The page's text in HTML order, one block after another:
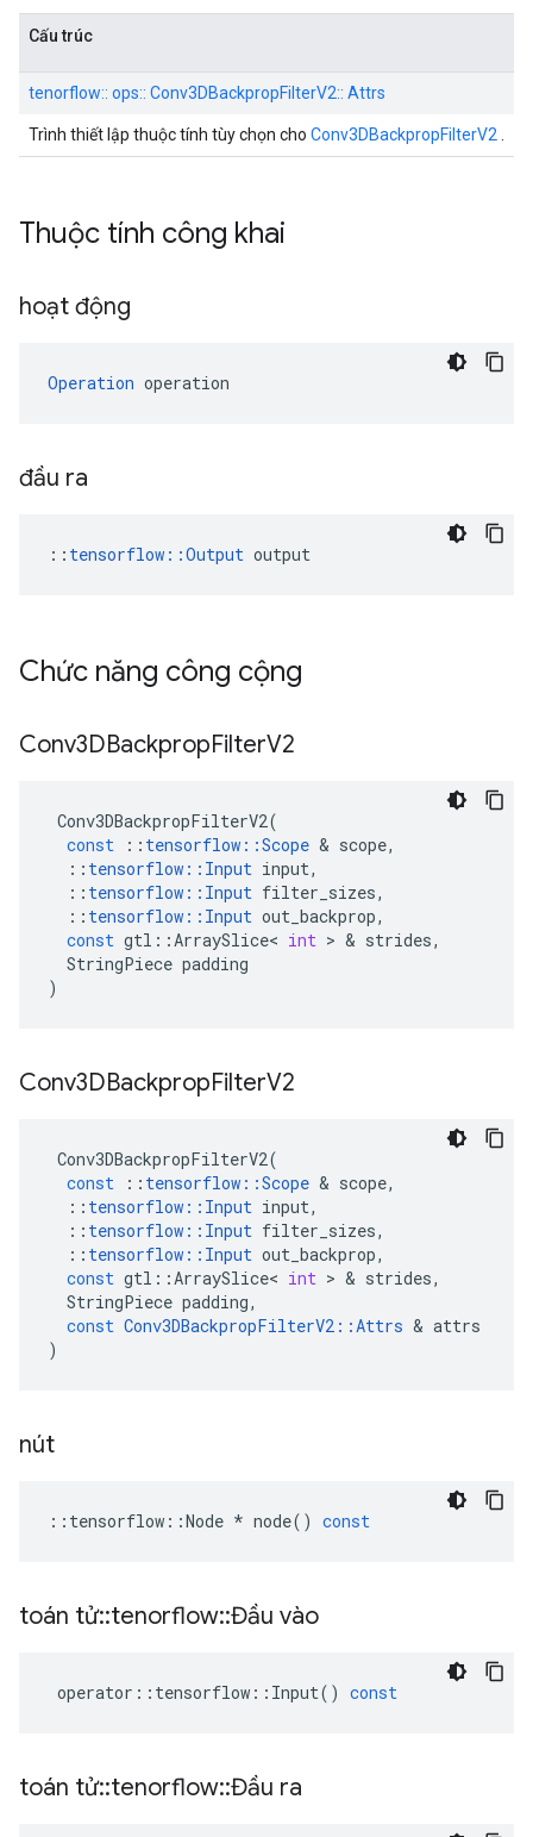
Cấu trúc
tenorflow:: ops:: Conv3DBackpropFilterV2:: Attrs
Trình thiết lập thuộc tính tùy chọn cho Conv3DBackpropFilterV2
Thuộc tính công khai
hoạt động
Operation operation
đầu ra
:: tensorflow::Output output
Chức năng công cộng
Conv3DBackpropFilterV2
Conv3DBackpropFilterV2(
const
:: tensorflow ::Scope & scope,
:: tensorflow :: Input input,
:: tensorflow :: Input filter_sizes,
:: tensorflow :: Input out_backprop,
const gtl ::ArraySlice< int > & strides,
StringPiece padding
)
Conv3DBackpropFilterV2
Conv3DBackpropFilterV2(
const
:: tensorflow ::Scope & scope,
:: tensorflow :: Input input,
:: tensorflow :: Input filter_sizes,
:: tensorflow :: Input out_backprop,
const gtl ::ArraySlice< int > & strides,
StringPiece padding,
const Conv3DBackpropFilterV2 ::Attrs & attrs
)
nút
:: tensorflow ::Node * node() const
toán tử::tenorflow::Đầu vào
operator :: tensorflow :: Input() const
toán tử::tenorflow::Đầu ra